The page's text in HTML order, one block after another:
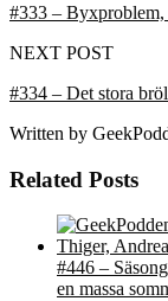
#333 – Byxproblem,
NEXT POST
#334 – Det stora
Written by
Related Posts
#446 –
en massa